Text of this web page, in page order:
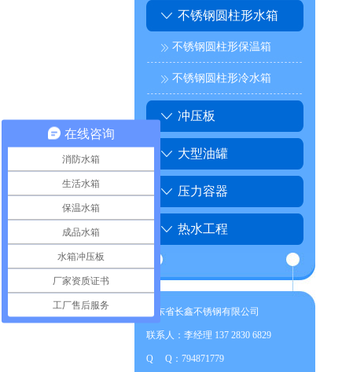
不锈钢圆柱形水箱
不锈钢圆柱形保温箱
不锈钢圆柱形冷水箱
冲压板
大型油罐
压力容器
热水工程
广东省长鑫不锈钢有限公司
联系人：李经理 137 2830 6829
Q Q：794871779
在线咨询
消防水箱
生活水箱
保温水箱
成品水箱
水箱冲压板
厂家资质证书
工厂售后服务